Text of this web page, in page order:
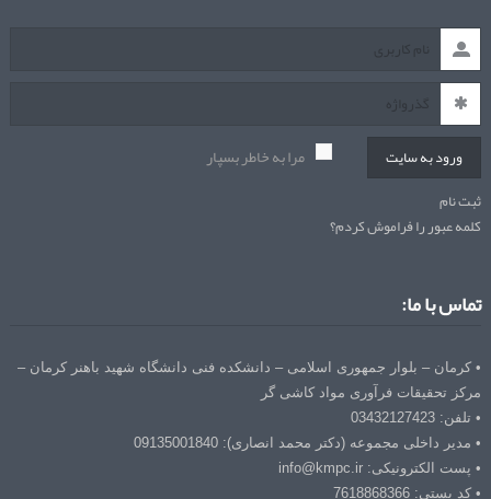
ورود به سایت مرا به خاطر بسپار
ثبت نام
کلمه عبور را فراموش کردم؟
تماس با ما:
• کرمان – بلوار جمهوری اسلامی – دانشکده فنی دانشگاه شهید باهنر کرمان –
مرکز تحقیقات فرآوری مواد کاشی گر
• تلفن: 03432127423
• مدیر داخلی مجموعه (دکتر محمد انصاری): 09135001840
• پست الکترونیکی: info@kmpc.ir
• کد پستی: 7618868366